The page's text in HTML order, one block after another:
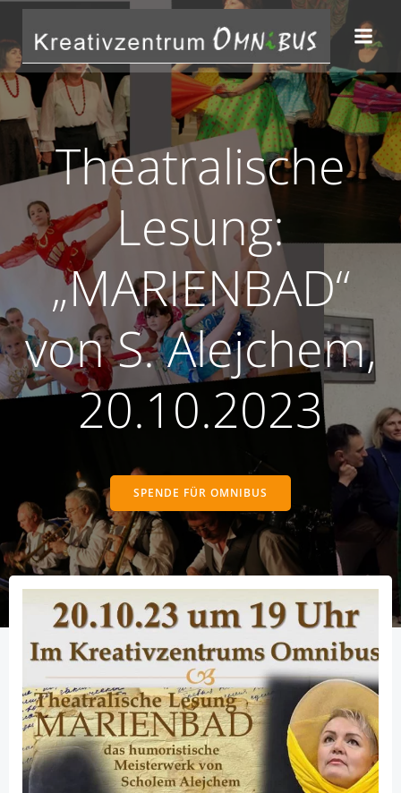
Zum
Inhalt
springen
Theatralische
Lesung:
„MARIENBAD“
von S. Alejchem,
20.10.2023
SPENDE FÜR OMNIBUS